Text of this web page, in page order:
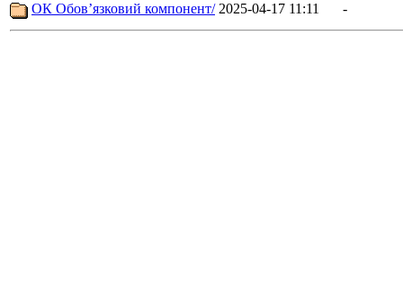
ОК Обов’язковий компонент/ 2025-04-17 11:11 -